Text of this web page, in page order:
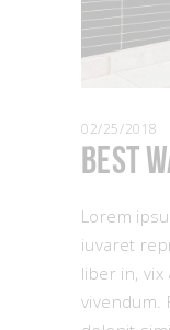
02/25/2018
Best
Lorem
iuvaret
liber in,
vivendum.